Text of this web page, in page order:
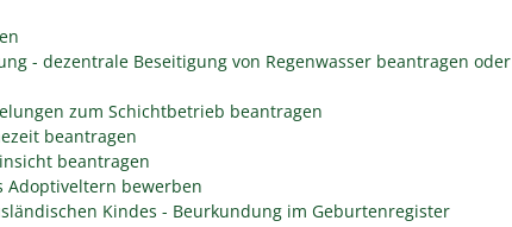
- dezentrale Beseitigung von Regenwasser beantragen oder
zum Schichtbetrieb beantragen
beantragen
beantragen
Adoptiveltern bewerben
Kindes - Beurkundung im Geburtenregister